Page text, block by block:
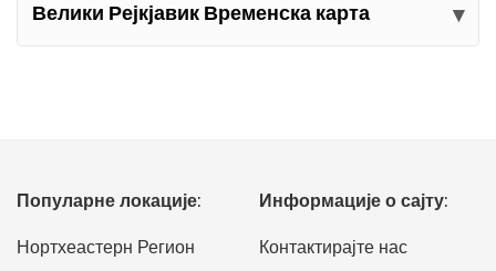
Велики Рејкјавик Временска карта
Популарне локације:
Нортхеастерн Регион
Информације о сајту:
Контактирајте нас